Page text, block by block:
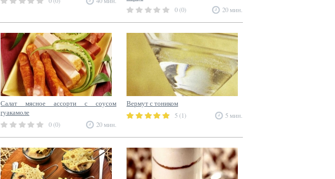
0 (0)
20 мин.
Салат мясное ассорти с соусом
гуакамоле
0 (0)
20 мин.
Вермут с тоником
5 (1)
5 мин.